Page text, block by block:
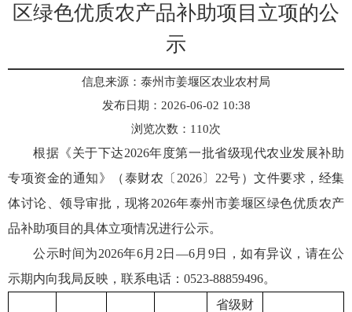
区绿色优质农产品补助项目立项的公
示
信息来源：泰州市姜堰区农业农村局
发布日期：2026-06-02 10:38
浏览次数： 110次
根据《关于下达2026年度第一批省级现代农业发展补助
专项资金的通知》（泰财农〔2026〕22号）文件要求，经集
体讨论、领导审批，现将2026年泰州市姜堰区绿色优质农产
品补助项目的具体立项情况进行公示。
公示时间为2026年6月2日—6月9日，如有异议，请在公
示期内向我局反映，联系电话：0523-88859496。
省级财